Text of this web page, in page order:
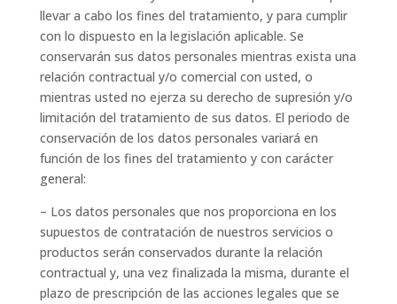
llevar a cabo los fines del tratamiento, y para cumplir
con lo dispuesto en la legislación aplicable. Se
conservarán sus datos personales mientras exista una
relación contractual y/o comercial con usted, o
mientras usted no ejerza su derecho de supresión y/o
limitación del tratamiento de sus datos. El periodo de
conservación de los datos personales variará en
función de los fines del tratamiento y con carácter
general:
– Los datos personales que nos proporciona en los
supuestos de contratación de nuestros servicios o
productos serán conservados durante la relación
contractual y, una vez finalizada la misma, durante el
plazo de prescripción de las acciones legales que se